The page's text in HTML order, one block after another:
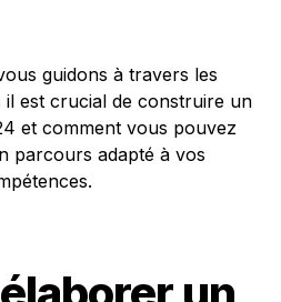
guidons à travers les
il est crucial de construire un
et comment vous pouvez
parcours adapté à vos